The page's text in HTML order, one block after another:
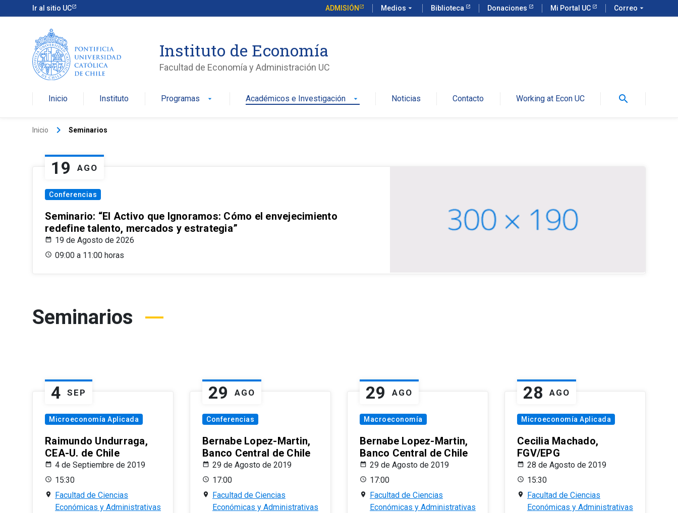
Ir al sitio UC ADMISIÓN Medios arrow_drop_down Biblioteca Donaciones Mi Portal UC Correo arrow_drop_down
Instituto de Economía
Facultad de Economía y Administración UC
Inicio Instituto Programas arrow_drop_down Académicos e Investigación arrow_drop_down Noticias Contacto Working at Econ UC search
Inicio keyboard_arrow_right Seminarios
19 AGO
Conferencias
Seminario: “El Activo que Ignoramos: Cómo el envejecimiento
redefine talento, mercados y estrategia”
19 de Agosto de 2026
09:00 a 11:00 horas
Seminarios
4 SEP
Microeconomía Aplicada
Raimundo Undurraga,
CEA-U. de Chile
4 de Septiembre de 2019
15:30
Facultad de Ciencias
Económicas y Administrativas
29 AGO
Conferencias
Bernabe Lopez-Martin,
Banco Central de Chile
29 de Agosto de 2019
17:00
Facultad de Ciencias
Económicas y Administrativas
29 AGO
Macroeconomía
Bernabe Lopez-Martin,
Banco Central de Chile
29 de Agosto de 2019
17:00
Facultad de Ciencias
Económicas y Administrativas
28 AGO
Microeconomía Aplicada
Cecilia Machado,
FGV/EPG
28 de Agosto de 2019
15:30
Facultad de Ciencias
Económicas y Administrativas